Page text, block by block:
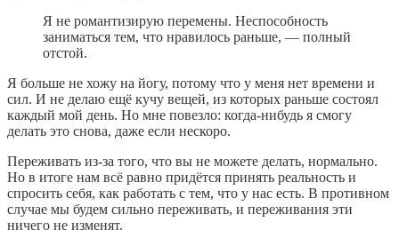
Я не романтизирую перемены. Неспособность
заниматься тем, что нравилось раньше, — полный
отстой.
Я больше не хожу на йогу, потому что у меня нет времени и
сил. И не делаю ещё кучу вещей, из которых раньше состоял
каждый мой день. Но мне повезло: когда-нибудь я смогу
делать это снова, даже если нескоро.
Переживать из-за того, что вы не можете делать, нормально.
Но в итоге нам всё равно придётся принять реальность и
спросить себя, как работать с тем, что у нас есть. В противном
случае мы будем сильно переживать, и переживания эти
ничего не изменят.